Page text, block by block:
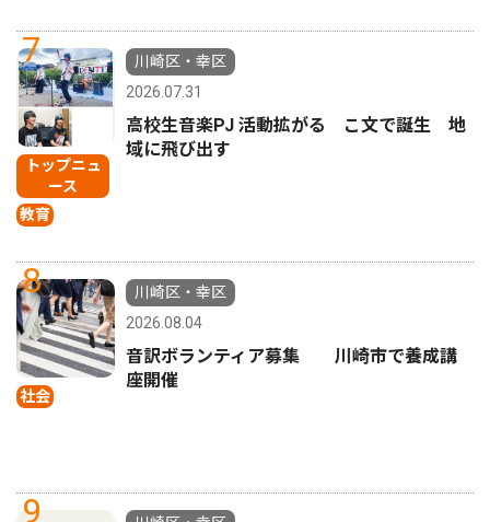
7
トップニュ
ース
教育
川崎区・幸区
2026.07.31
高校生音楽PJ 活動拡がる こ文で誕生 地
域に飛び出す
8
社会
川崎区・幸区
2026.08.04
音訳ボランティア募集 川崎市で養成講
座開催
9